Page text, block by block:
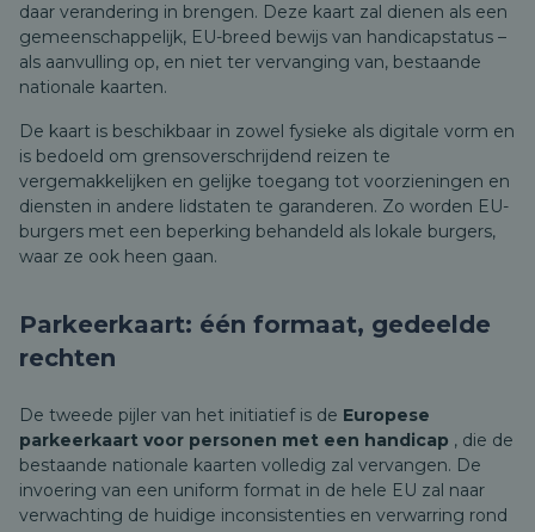
daar verandering in brengen. Deze kaart zal dienen als een
gemeenschappelijk, EU-breed bewijs van handicapstatus –
als aanvulling op, en niet ter vervanging van, bestaande
nationale kaarten.
De kaart is beschikbaar in zowel fysieke als digitale vorm en
is bedoeld om grensoverschrijdend reizen te
vergemakkelijken en gelijke toegang tot voorzieningen en
diensten in andere lidstaten te garanderen. Zo worden EU-
burgers met een beperking behandeld als lokale burgers,
waar ze ook heen gaan.
Parkeerkaart: één formaat, gedeelde
rechten
De tweede pijler van het initiatief is de Europese
parkeerkaart voor personen met een handicap , die de
bestaande nationale kaarten volledig zal vervangen. De
invoering van een uniform format in de hele EU zal naar
verwachting de huidige inconsistenties en verwarring rond